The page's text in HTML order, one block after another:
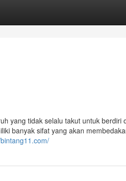
yang tidak selalu takut untuk berdiri
banyak sifat yang akan